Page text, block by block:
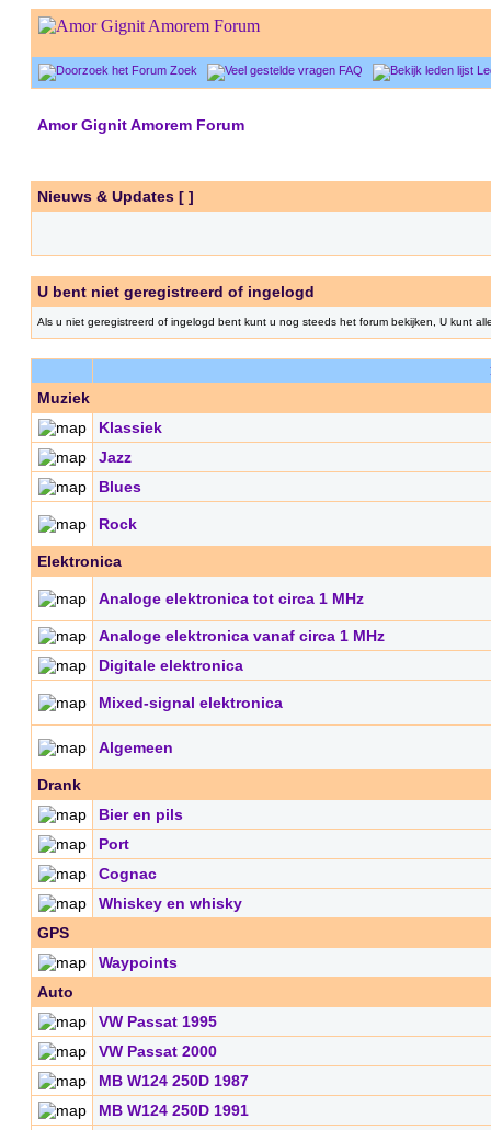
Zoek FAQ
Amor Gignit Amorem Forum
Nieuws & Updates [ ]
U bent niet geregistreerd of ingelogd
Als u niet geregistreerd of ingelogd bent kunt u nog steeds het forum bekijken, U kunt
Muziek
Klassiek
Jazz
Blues
Rock
Elektronica
Analoge elektronica tot circa 1 MHz
Analoge elektronica vanaf circa 1 MHz
Digitale elektronica
Mixed-signal elektronica
Algemeen
Drank
Bier en pils
Port
Cognac
Whiskey en whisky
GPS
Waypoints
Auto
VW Passat 1995
VW Passat 2000
MB W124 250D 1987
MB W124 250D 1991